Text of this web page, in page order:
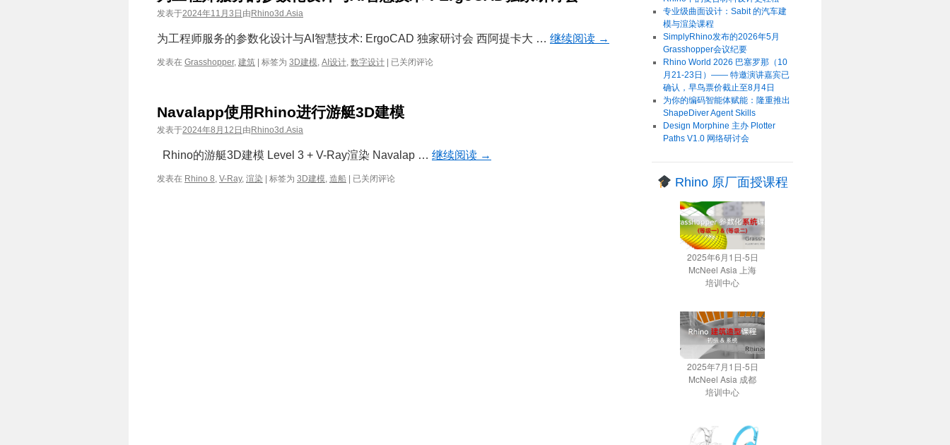
三
概
–
发表于2024年11月3日 由 Rhino3d.Asia
为工程师服务的参数化设计与AI智慧技术: ErgoCAD 独家研讨会 西阿提卡大 … 继续阅读 →
发表在 Grasshopper, 建筑 标签为 3D建模, AI设计, 数字设计
为
服
参
化
已关闭评论
Navalapp使用Rhino进行游艇3D建模
发表于2024年8月12日 由 Rhino3d.Asia
Rhino的游艇3D建模 Level 3 + V-Ray渲染 Navalap … 继续阅读 →
发表在 Rhino 8, V-Ray, 渲染 标签为 3D建模, 造船
Navalapp
已关闭评论
专业级曲面设计：Sabit 的汽车建
模与渲染课程
SimplyRhino发布的2026年5月
Grasshopper会议纪要
Rhino World 2026 巴塞罗那（10
月21-23日）—— 特邀演讲嘉宾已
确认，早鸟票价截止至8月4日
为你的编码智能体赋能：隆重推出
ShapeDiver Agent Skills
Design Morphine 主办 Plotter
Paths V1.0 网络研讨会
Rhino 原厂面授课程
2025年6月1日-5日
McNeel Asia 上海
培训中心
2025年7月1日-5日
McNeel Asia 成都
培训中心